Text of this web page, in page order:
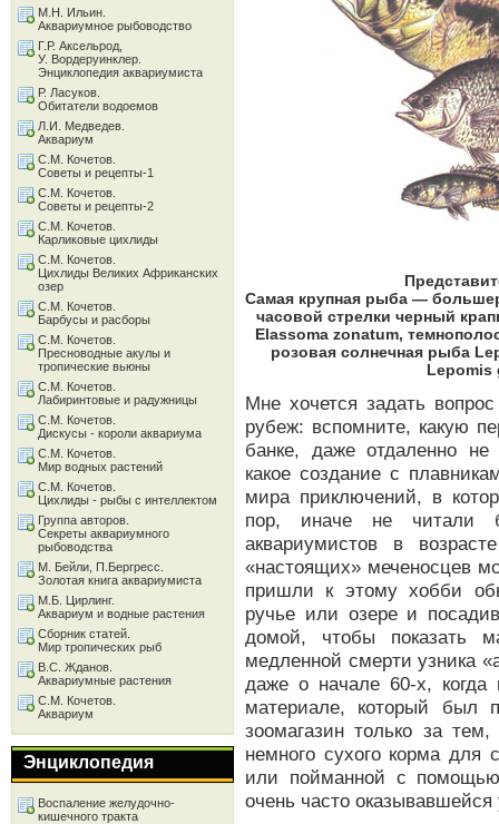
Самая крупная рыба —
часовой стрелки черный
Elassoma zonatum,
розовая солнечная рыба
Lepomis
Мне хочется задать
рубеж: вспомните, какую
банке, даже отдаленно
какое создание с
мира приключений, в
пор, иначе не читали
аквариумистов в
«настоящих» меченосцев
пришли к этому хобби
ручье или озере и
домой, чтобы показать
медленной смерти узника
даже о начале 60-х,
материале, который был
зоомагазин только за
немного сухого корма для
или пойманной с
очень часто
М.Н. Ильин.
Аквариумное рыбоводство
Г.Р. Аксельрод,
У. Вордеруинклер.
Энциклопедия аквариумиста
Р. Ласуков.
Обитатели водоемов
Л.И. Медведев.
Аквариум
С.М. Кочетов.
Советы и рецепты-1
С.М. Кочетов.
Советы и рецепты-2
С.М. Кочетов.
Карликовые цихлиды
С.М. Кочетов.
Цихлиды Великих Африканских
озер
С.М. Кочетов.
Барбусы и расборы
С.М. Кочетов.
Пресноводные акулы и
тропические вьюны
С.М. Кочетов.
Лабиринтовые и радужницы
С.М. Кочетов.
Дискусы - короли аквариума
С.М. Кочетов.
Мир водных растений
С.М. Кочетов.
Цихлиды - рыбы с интеллектом
Группа авторов.
Секреты аквариумного
рыбоводства
М. Бейли, П.Бергресс.
Золотая книга аквариумиста
М.Б. Цирлинг.
Аквариум и водные растения
Сборник статей.
Мир тропических рыб
В.С. Жданов.
Аквариумные растения
С.М. Кочетов.
Аквариум
Энциклопедия
Воспаление желудочно-
кишечного тракта